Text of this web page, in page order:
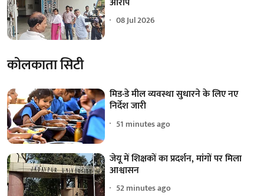
08 Jul 2026
कोलकाता सिटी
मिड-डे मील व्यवस्था सुधारने के लिए नए
निर्देश जारी
51 minutes ago
जेयू में शिक्षकों का प्रदर्शन, मांगों पर मिला
आश्वासन
52 minutes ago